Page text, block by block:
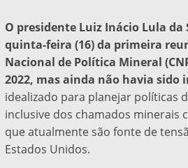
O presidente Luiz Inácio Lula
quinta-feira (16) da primeira
Nacional de Política Mineral
2022, mas ainda não havia sido
idealizado para planejar políticas
inclusive dos chamados minerais
que atualmente são fonte de
Estados Unidos.